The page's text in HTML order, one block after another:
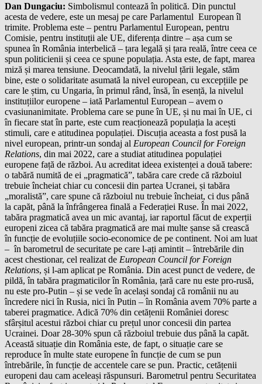
Dan Dungaciu: Simbolismul contează în politică. Din punctul
acesta de vedere, este un mesaj pe care Parlamentul European îl
trimite. Problema este – pentru Parlamentul European, pentru
Comisie, pentru instituții ale UE, diferența dintre – așa cum se
spunea în România interbelică – țara legală și țara reală, între ceea ce
spun politicienii și ceea ce spune populația. Asta este, de fapt, marea
miză și marea tensiune. Deocamdată, la nivelul țării legale, stăm
bine, este o solidaritate asumată la nivel european, cu excepțiile pe
care le știm, cu Ungaria, în primul rând, însă, în esență, la nivelul
instituțiilor europene – iată Parlamentul European – avem o
cvasiunanimitate. Problema care se pune în UE, și nu mai în UE, ci
în fiecare stat în parte, este cum reacționează populația la acești
stimuli, care e atitudinea populației. Discuția aceasta a fost pusă la
nivel european, printr-un sondaj al European Council for Foreign
Relations, din mai 2022, care a studiat atitudinea populației
europene față de război. Au acreditat ideea existenței a două tabere:
o tabără numită de ei „pragmatică”, tabăra care crede că războiul
trebuie încheiat chiar cu concesii din partea Ucranei, și tabăra
„moralistă”, care spune că războiul nu trebuie încheiat, ci dus până
la capăt, până la înfrângerea finală a Federației Ruse. În mai 2022,
tabăra pragmatică avea un mic avantaj, iar raportul făcut de experții
europeni zicea că tabăra pragmatică are mai multe șanse să crească
în funcție de evoluțiile socio-economice de pe continent. Noi am luat
– în barometrul de securitate pe care l-ați amintit – întrebările din
acest chestionar, cel realizat de European Council for Foreign
Relations, și l-am aplicat pe România. Din acest punct de vedere, de
pildă, în tabăra pragmaticilor în România, țară care nu este pro-rusă,
nu este pro-Putin – și se vede în același sondaj că românii nu au
încredere nici în Rusia, nici în Putin – în România avem 70% parte a
taberei pragmatice. Adică 70% din cetățenii României doresc
sfârșitul acestui război chiar cu prețul unor concesii din partea
Ucrainei. Doar 28-30% spun că războiul trebuie dus până la capăt.
Această situație din România este, de fapt, o situație care se
reproduce în multe state europene în funcție de cum se pun
întrebările, în funcție de accentele care se pun. Practic, cetățenii
europeni dau cam aceleași răspunsuri. Barometrul pentru Securitatea